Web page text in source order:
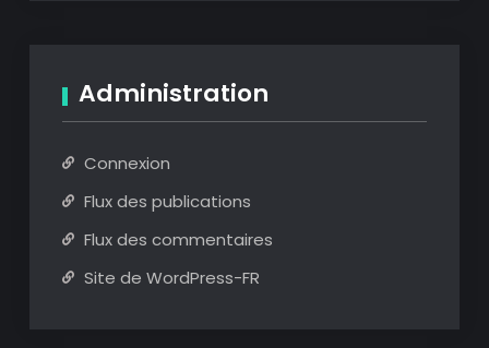
Administration
Connexion
Flux des publications
Flux des commentaires
Site de WordPress-FR